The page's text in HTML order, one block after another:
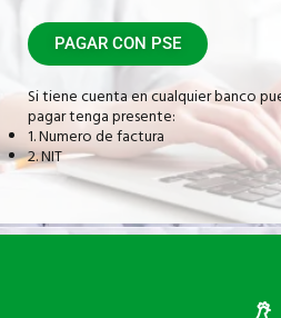
PAGAR CON PSE
Si tiene cuenta en cualquier banco
pagar tenga presente:
1. Numero de factura
2. NIT